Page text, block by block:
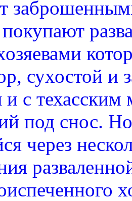
сухостой и
с
под снос.
через